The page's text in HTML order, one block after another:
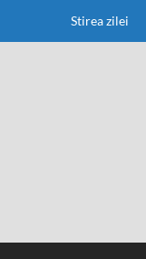
Stirea zilei